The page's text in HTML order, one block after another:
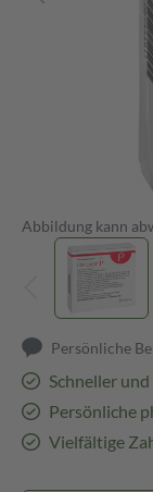
Abbildung kann
Persönliche
Schneller
Persönliche
Vielfältige